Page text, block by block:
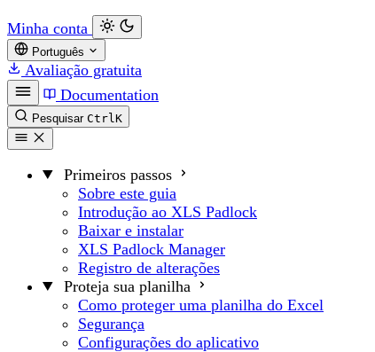
Minha conta
Português
Avaliação gratuita
Documentation
Pesquisar CtrlK
Primeiros passos
Sobre este guia
Introdução ao XLS Padlock
Baixar e instalar
XLS Padlock Manager
Registro de alterações
Proteja sua planilha
Como proteger uma planilha do Excel
Segurança
Configurações do aplicativo